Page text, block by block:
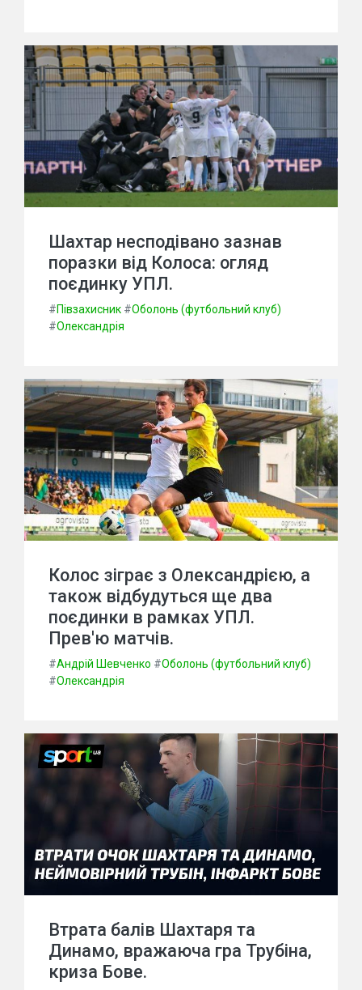
Шахтар несподівано зазнав
поразки від Колоса: огляд
поєдинку УПЛ.
#Півзахисник #Оболонь (футбольний клуб)
#Олександрія
Колос зіграє з Олександрією, а
також відбудуться ще два
поєдинки в рамках УПЛ.
Прев'ю матчів.
#Андрій Шевченко #Оболонь (футбольний клуб)
#Олександрія
Втрата балів Шахтаря та
Динамо, вражаюча гра Трубіна,
криза Бове.